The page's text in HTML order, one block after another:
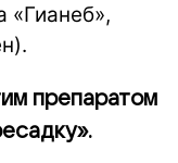
«Гианеб»,
препаратом